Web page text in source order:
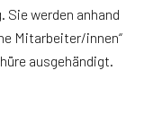
werden anhand
Mitarbeiter/innen“
ausgehändigt.